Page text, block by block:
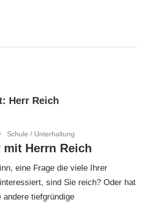
Herr Reich
Schule / Unterhaltung
mit Herrn Reich
eine Frage die viele Ihrer
sind Sie reich? Oder hat
andere tiefgründige